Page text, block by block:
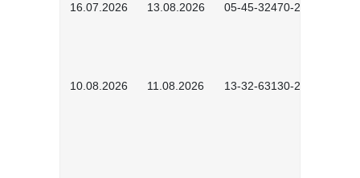
16.07.2026 13.08.2026 05-45-32470-2601
10.08.2026 11.08.2026 13-32-63130-2601